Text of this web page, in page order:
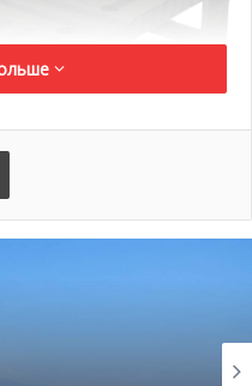
окружающей среды.
леса, именно
Распечатать